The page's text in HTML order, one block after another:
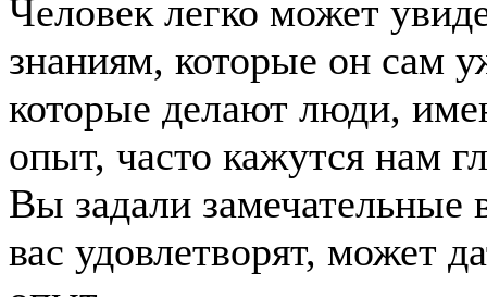
Человек легко может
знаниям, которые он сам
которые делают люди,
опыт, часто кажутся нам
Вы задали
вас удовлетворят, может